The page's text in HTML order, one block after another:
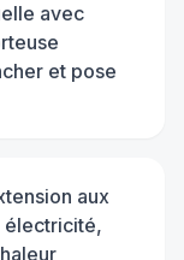
avec
et pose
aux
électricité,